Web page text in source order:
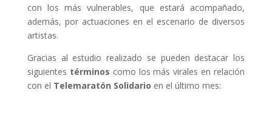
con los más vulnerables, que estará acompañado,
además, por actuaciones en el escenario de diversos
artistas.
Gracias al estudio realizado se pueden destacar los
siguientes términos como los más virales en relación
con el Telemaratón Solidario en el último mes: